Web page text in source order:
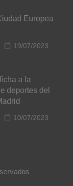
Europea
19/07/2023
a la
deportes del
10/07/2023